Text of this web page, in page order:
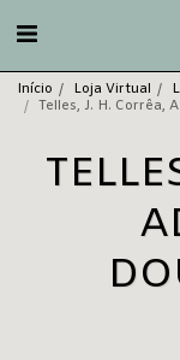
Início Loja Virtual
Telles, J. H. Corrêa,